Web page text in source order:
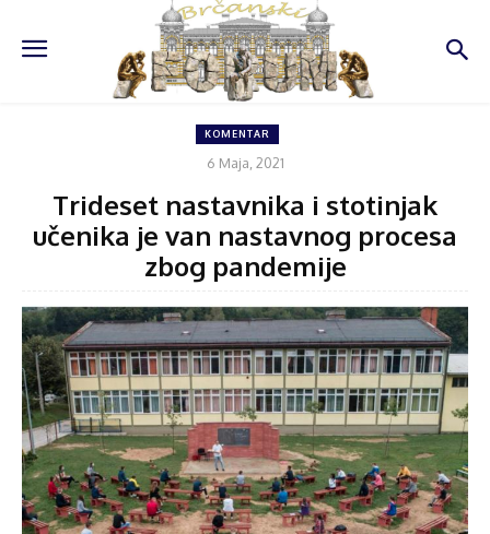
KOMENTAR
6 Maja, 2021
Trideset nastavnika i stotinjak
učenika je van nastavnog procesa
zbog pandemije